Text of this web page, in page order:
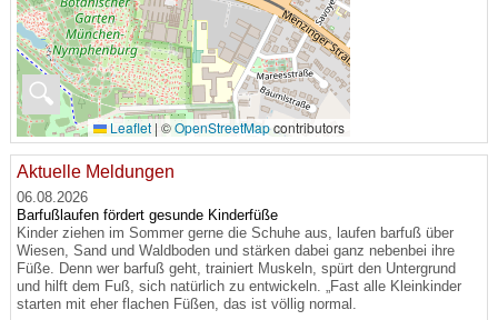
🔍
Leaflet | ©OpenStreetMapcontributors
Aktuelle Meldungen
06.08.2026
Barfußlaufen fördert gesunde Kinderfüße
Kinder ziehen im Sommer gerne die Schuhe aus, laufen barfuß über
Wiesen, Sand und Waldboden und stärken dabei ganz nebenbei ihre
Füße. Denn wer barfuß geht, trainiert Muskeln, spürt den Untergrund
und hilft dem Fuß, sich natürlich zu entwickeln. „Fast alle Kleinkinder
starten mit eher flachen Füßen, das ist völlig normal.